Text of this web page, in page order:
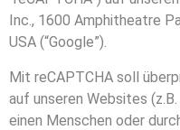
Inc., 1600 Amphitheatre
USA (“Google”).
Mit reCAPTCHA soll
auf unseren Websites
einen Menschen oder